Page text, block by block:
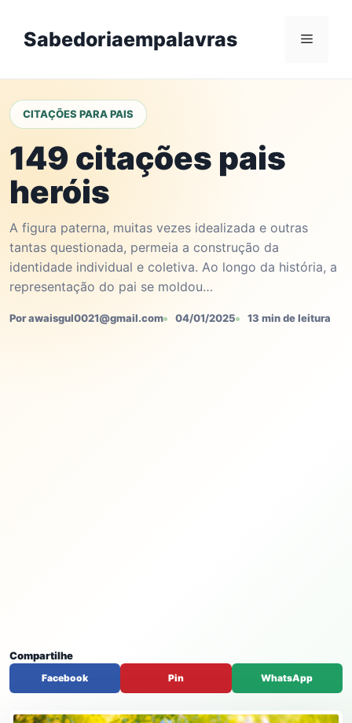
contentSabedoriaempalavras Menu
CITAÇÕES PARA PAIS
149 citações pais
heróis
A figura paterna, muitas vezes idealizada e outras
tantas questionada, permeia a construção da
identidade individual e coletiva. Ao longo da história, a
representação do pai se moldou…
Por awaisgul0021@gmail.com 04/01/2025 13 min de leitura
Compartilhe
Facebook Pin WhatsApp